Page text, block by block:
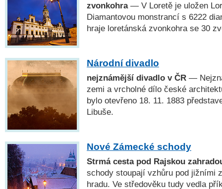
zvonkohra — V Loretě je uložen
Diamantovou monstrancí s 6222
hraje loretánská zvonkohra se 30
Národní divadlo
nejznámější divadlo v ČR —
zemi a vrcholné dílo české
bylo otevřeno 18. 11. 1883
Libuše.
Nové Zámecké schody
Strmá cesta pod Rajskou
schody stoupají vzhůru pod jižními
hradu. Ve středověku tudy vedla